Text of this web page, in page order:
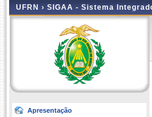
UFRN › SIGAA - Sistema
Apresentação